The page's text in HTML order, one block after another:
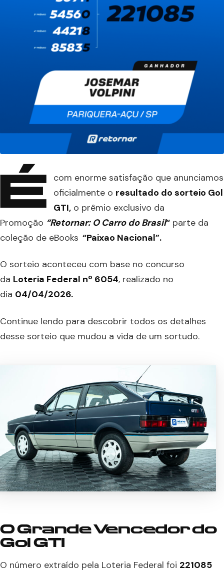
com enorme satisfação que anunciamos
oficialmente o resultado do sorteio Gol
GTI, o prêmio exclusivo da
Promoção “Retornar: O Carro do Brasil“ parte da
coleção de eBooks “Paixao Nacional”.
O sorteio aconteceu com base no concurso
da Loteria Federal nº 6054, realizado no
dia 04/04/2026.
Continue lendo para descobrir todos os detalhes
desse sorteio que mudou a vida de um sortudo.
O Grande Vencedor do
Gol GTI
O número extraído pela Loteria Federal foi 221085